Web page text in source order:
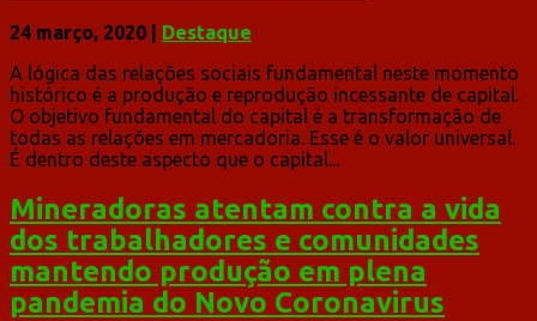
24 março, 2020
Destaque
A lógica das relações sociais fundamental neste momento
histórico é a produção e reprodução incessante de capital.
O objetivo fundamental do capital é a transformação de
todas as relações em mercadoria. Esse é o valor universal.
É dentro deste aspecto que o capital...
Mineradoras atentam contra a vida
dos trabalhadores e comunidades
mantendo produção em plena
pandemia do Novo Coronavirus